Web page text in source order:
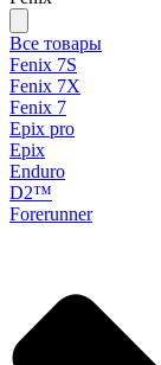
Все товары
Fenix 7S
Fenix 7X
Fenix 7
Epix pro
Epix
Enduro
D2™
Forerunner